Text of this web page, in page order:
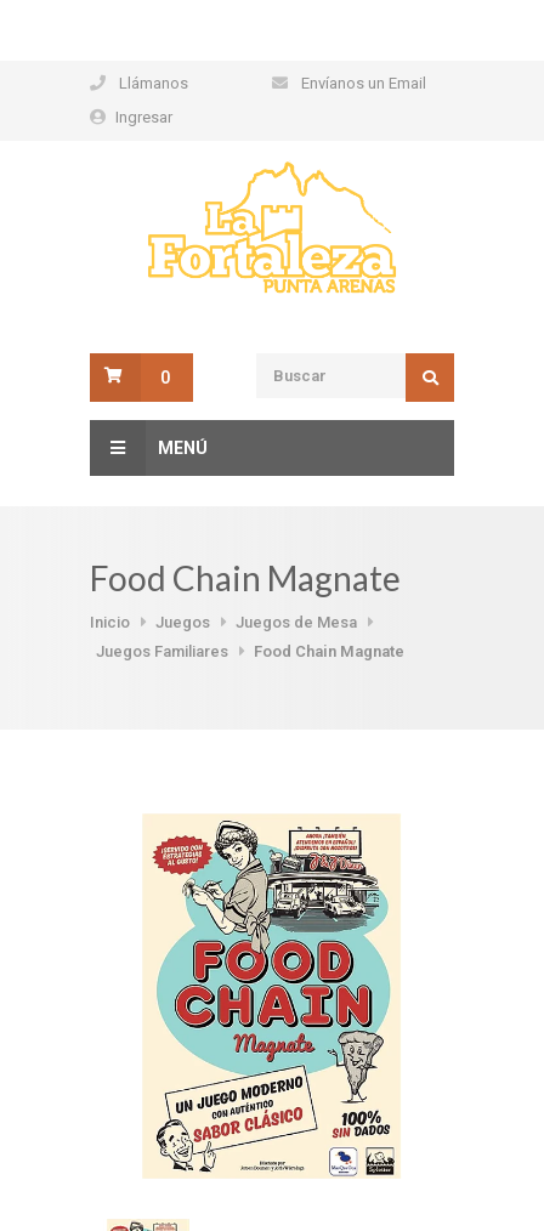
Llámanos
Envíanos un Email
Ingresar
0
MENÚ
Food Chain Magnate
Inicio Juegos
Juegos de Mesa
Juegos Familiares
Food Chain Magnate